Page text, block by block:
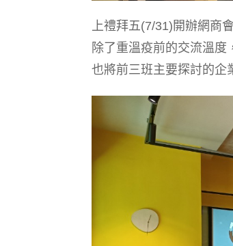
上禮拜五(7/31)開辦網商
除了重溫疫前的交流溫度
也將前三班主要探討的企